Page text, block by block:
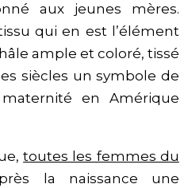
aux jeunes mères.
qui en est l’élément
ample et coloré, tissé
siècles un symbole de
en Amérique
toutes les femmes du
la naissance une